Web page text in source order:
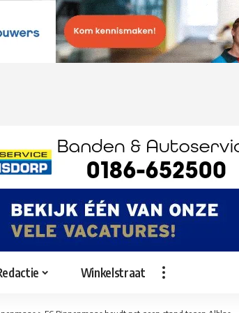
Winkelstraat